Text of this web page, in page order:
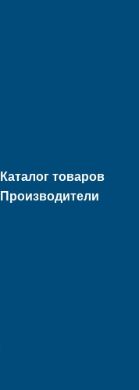
Каталог товаров
Производители